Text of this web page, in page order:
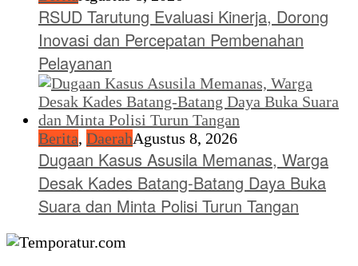
RSUD Tarutung Evaluasi Kinerja, Dorong
Inovasi dan Percepatan Pembenahan
Pelayanan
Berita, DaerahAgustus 8, 2026
Dugaan Kasus Asusila Memanas, Warga
Desak Kades Batang-Batang Daya Buka
Suara dan Minta Polisi Turun Tangan